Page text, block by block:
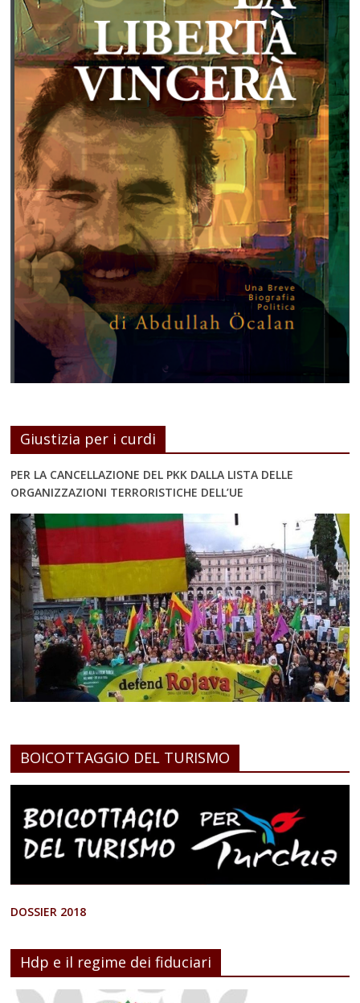
Giustizia per i curdi
PER LA CANCELLAZIONE DEL PKK DALLA LISTA DELLE
ORGANIZZAZIONI TERRORISTICHE DELL’UE
BOICOTTAGGIO DEL TURISMO
DOSSIER 2018
Hdp e il regime dei fiduciari